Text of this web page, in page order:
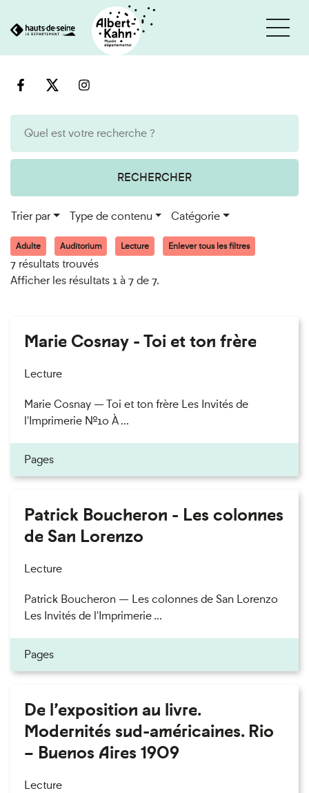
au
RECHERCHER
Trier par Type de contenu Catégorie
Adulte Auditorium Lecture Enlever tous les filtres
7 résultats trouvés
Afficher les résultats 1 à 7 de 7.
Marie Cosnay - Toi et ton frère
Lecture
Marie Cosnay — Toi et ton frère Les Invités de
l'Imprimerie n°10 À ...
Pages
Patrick Boucheron - Les colonnes
de San Lorenzo
Lecture
Patrick Boucheron — Les colonnes de San Lorenzo
Les Invités de l'Imprimerie ...
Pages
De l’exposition au livre.
Modernités sud-américaines. Rio
– Buenos Aires 1909
Lecture
Cookies et traceurs utilisés sur ce site